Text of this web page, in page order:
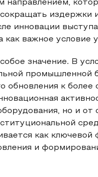
направлением,
издержки
инновации
важное условие
значение. В
промышленной
обновления к
но и от
как ключевой
и